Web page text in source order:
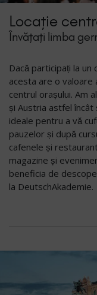
Locație
Învățați limba
Dacă participați la
acesta are o valoare
centrul orașului. Am
și Austria astfel încât
ideale pentru a vă
pauzelor și după
cafenele și
magazine și
beneficia de
la DeutschAkademie.